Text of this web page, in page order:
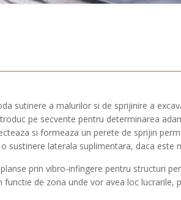
sutinere a malurilor si de sprijinire a
pe secvente pentru determinarea
si formeaza un perete de sprijin
sustinere laterala suplimentara, daca este
prin vibro-infingere pentru structuri
de zona unde vor avea loc lucrarile,